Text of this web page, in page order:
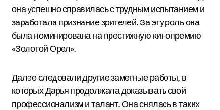
она успешно справилась с трудным испытанием и
заработала признание зрителей. За эту роль она
была номинирована на престижную кинопремию
«Золотой Орел».
Далее следовали другие заметные работы, в
которых Дарья продолжала доказывать свой
профессионализм и талант. Она снялась в таких